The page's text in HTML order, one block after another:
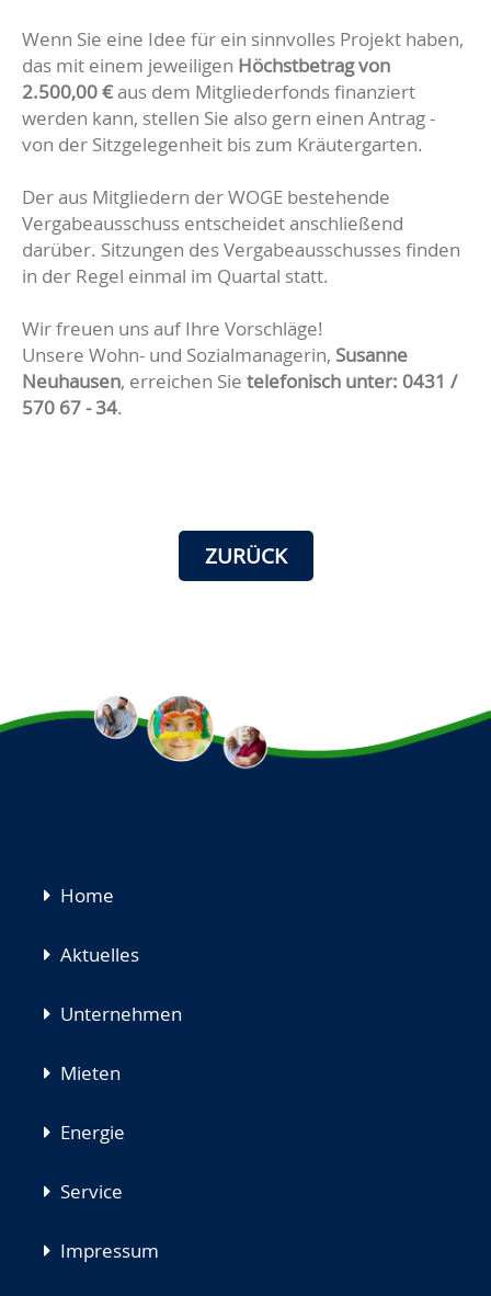
Wenn Sie eine Idee für ein sinnvolles Projekt haben,
das mit einem jeweiligen Höchstbetrag von
2.500,00 €aus dem Mitgliederfonds finanziert
werden kann, stellen Sie also gern einen Antrag -
von der Sitzgelegenheit bis zum Kräutergarten.
Der aus Mitgliedern der WOGE bestehende
Vergabeausschuss entscheidet anschließend
darüber. Sitzungen des Vergabeausschusses finden
in der Regel einmal im Quartal statt.
Wir freuen uns auf Ihre Vorschläge!
Unsere Wohn- und Sozialmanagerin, Susanne
Neuhausen, erreichen Sie telefonisch unter: 0431 /
570 67 - 34.
ZURÜCK
Navigation
Home
Aktuelles
Unternehmen
Mieten
Energie
Service
Impressum